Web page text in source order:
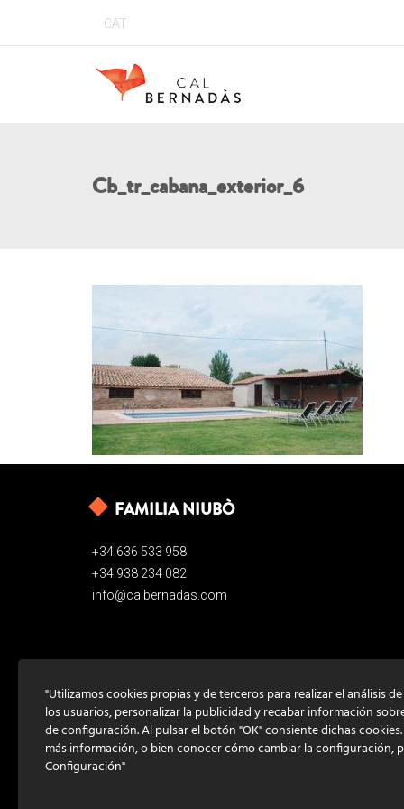
CAT
Cb_tr_cabana_exterior_6
FAMILIA NIUBÒ
+34 636 533 958
+34 938 234 082
info@calbernadas.com
"Utilizamos cookies propias y de terceros para realizar el análisis
los usuarios, personalizar la publicidad y recabar información
de configuración. Al pulsar el botón "OK" consiente dichas
más información, o bien conocer cómo cambiar la configuración,
Configuración"